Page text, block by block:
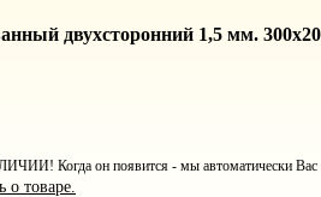
двухсторонний 1,5 мм.
Когда он появится - мы автоматически Вас
о товаре.